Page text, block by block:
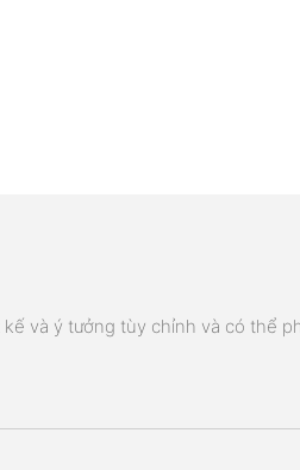
và ý tưởng tùy chỉnh và có thể